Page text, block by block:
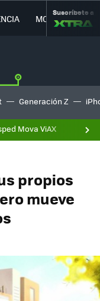
MOVILIDAD
Suscríbete a
Generación Z
Mova ViAX
propios
mueve